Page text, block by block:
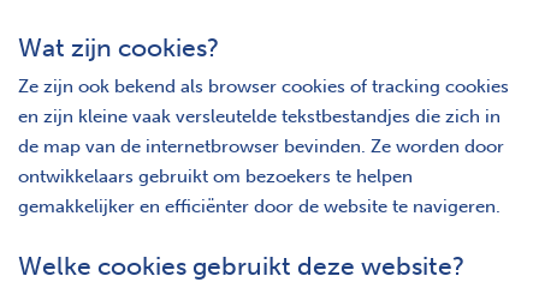
Wat zijn cookies?
Ze zijn ook bekend als browser cookies of tracking cookies
en zijn kleine vaak versleutelde tekstbestandjes die zich in
de map van de internetbrowser bevinden. Ze worden door
ontwikkelaars gebruikt om bezoekers te helpen
gemakkelijker en efficiënter door de website te navigeren.
Welke cookies gebruikt deze website?